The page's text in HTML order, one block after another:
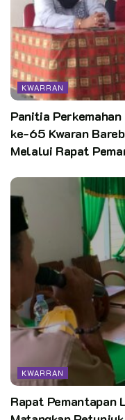
KWARRAN
Panitia Perkemahan
ke-65 Kwaran
Melalui Rapat
KWARRAN
Rapat Pemantapan